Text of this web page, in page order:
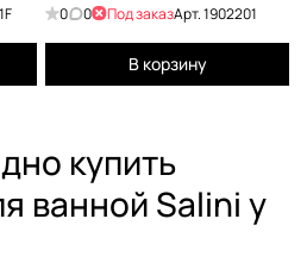
0 0 Под заказАрт.1902201
В корзину
купить
ванной Salini у